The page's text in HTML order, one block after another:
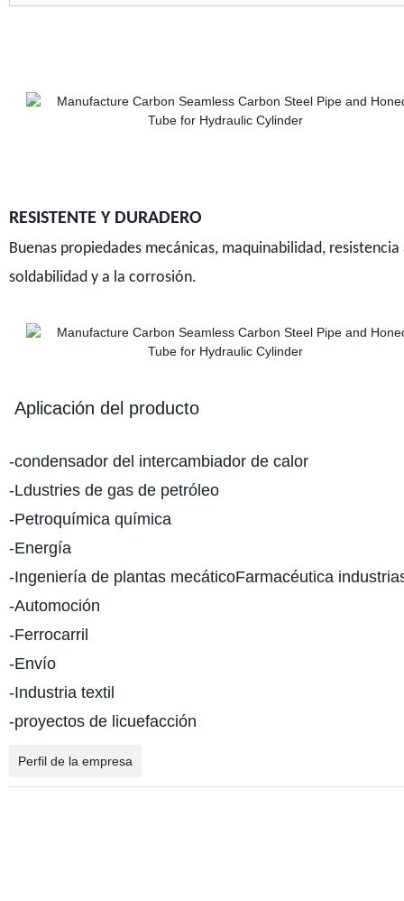
RESISTENTE Y DURADERO
Buenas propiedades mecánicas, maquinabilidad, resistencia
soldabilidad y a la corrosión.
Aplicación del producto
-condensador del intercambiador de calor
-Ldustries de gas de petróleo
-Petroquímica química
-Energía
-Ingeniería de plantas mecáticoFarmacéutica
-Automoción
-Ferrocarril
-Envío
-Industria textil
-proyectos de licuefacción
Perfil de la empresa